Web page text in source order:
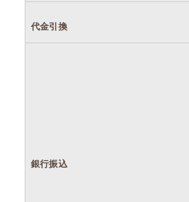
代金引換
銀行振込